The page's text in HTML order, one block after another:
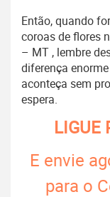
Então, quando
coroas de flores
– MT , lembre
diferença
aconteça sem
espera.
LIGUE
E envie
para o